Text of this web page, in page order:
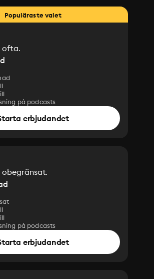
Populäraste valet
ofta.
på podcasts
erbjudandet
obegränsat.
på podcasts
erbjudandet